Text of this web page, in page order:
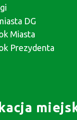
DG
Miasta
Prezydenta